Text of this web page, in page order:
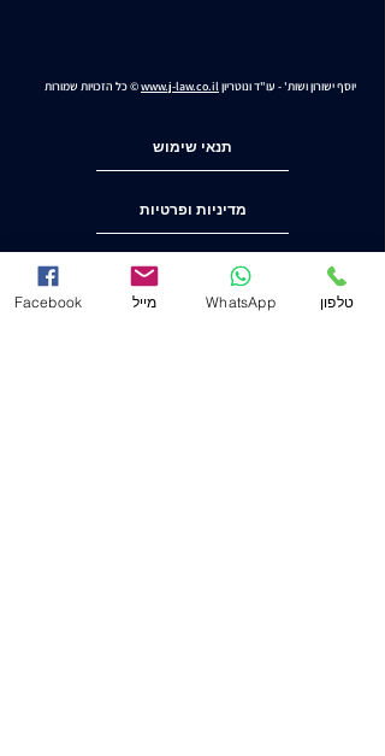
יוסף ישורון ושות' - עו"ד ונוטריוןwww.j-law.co.il© כל הזכויות שמורות
תנאי שימוש
מדיניות ופרטיות
הצהרת נגישות
Facebook מייל WhatsApp טלפון